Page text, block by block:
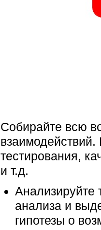
Собирайте всю
взаимодействий.
тестирования,
и т.д.
Анализируйте
анализа и
гипотезы о